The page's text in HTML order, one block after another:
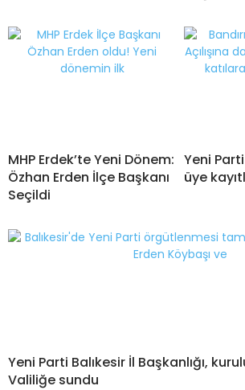
MHP Erdek’te Yeni Dönem:
Özhan Erden İlçe Başkanı
Seçildi
Yeni
üye
Yeni Parti Balıkesir İl Başkanlığı,
Valiliğe sundu